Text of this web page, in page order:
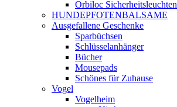
Orbiloc Sicherheitsleuchten
HUNDEPFOTENBALSAME
Ausgefallene Geschenke
Sparbüchsen
Schlüsselanhänger
Bücher
Mousepads
Schönes für Zuhause
Vogel
Vogelheim